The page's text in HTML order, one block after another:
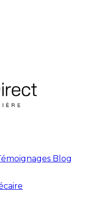
Blog